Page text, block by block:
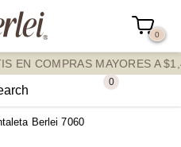
0
EN COMPRAS MAYORES A
0
Berlei 7060